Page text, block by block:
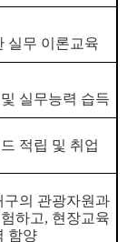
실무 이론교육
실무능력 습득
적립 및 취업
구의 관광자원과
하고, 현장교육
함양